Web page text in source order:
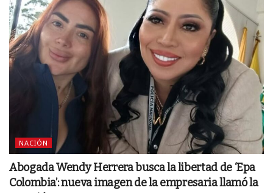
NACIÓN
Abogada Wendy Herrera busca la libertad de ‘Epa
Colombia’: nueva imagen de la empresaria llamó la